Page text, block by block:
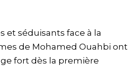
et séduisants face à la
de Mohamed Ouahbi ont
fort dès la première